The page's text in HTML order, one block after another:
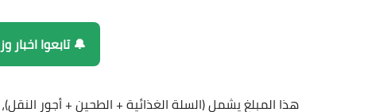
🔔 تابعوا اخبار